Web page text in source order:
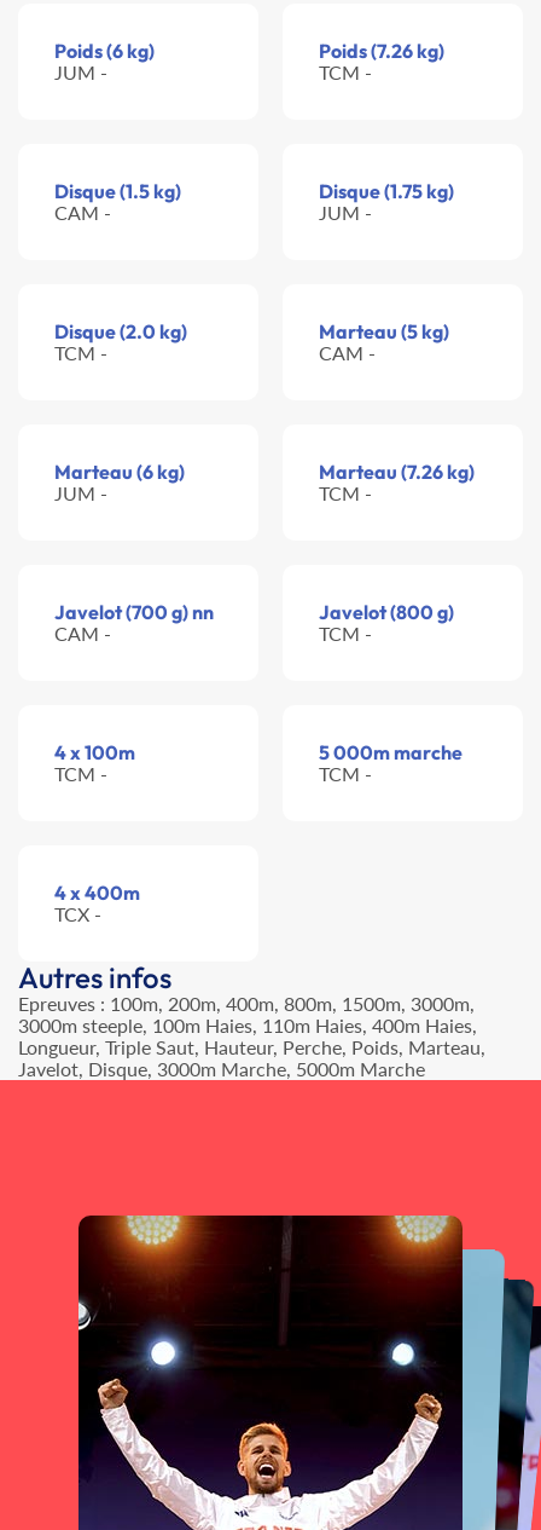
Poids (6 kg)
JUM -
Poids (7.26 kg)
TCM -
Disque (1.5 kg)
CAM -
Disque (1.75 kg)
JUM -
Disque (2.0 kg)
TCM -
Marteau (5 kg)
CAM -
Marteau (6 kg)
JUM -
Marteau (7.26 kg)
TCM -
Javelot (700 g) nn
CAM -
Javelot (800 g)
TCM -
4 x 100m
TCM -
5 000m marche
TCM -
4 x 400m
TCX -
Autres infos
Epreuves : 100m, 200m, 400m, 800m, 1500m, 3000m,
3000m steeple, 100m Haies, 110m Haies, 400m Haies,
Longueur, Triple Saut, Hauteur, Perche, Poids, Marteau,
Javelot, Disque, 3000m Marche, 5000m Marche